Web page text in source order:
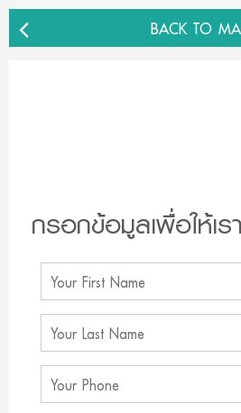
BACK TO
กรอกข้อมูลเพื่อให้เ